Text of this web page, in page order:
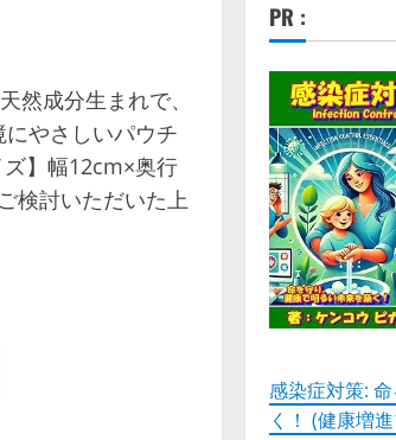
然成分生まれで、
やさしいパウチ
】幅12cm×奥行
検討いただいた上
PR :
感染症対策:
く！ (健康増